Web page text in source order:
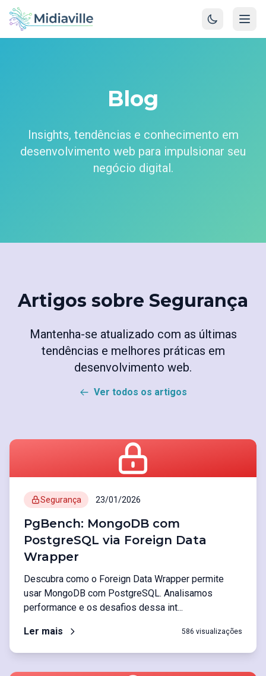
Blog
Insights, tendências e conhecimento em
desenvolvimento web para impulsionar seu
negócio digital.
Artigos sobre Segurança
Mantenha-se atualizado com as últimas
tendências e melhores práticas em
desenvolvimento web.
Ver todos os artigos
Segurança 23/01/2026
PgBench: MongoDB com
PostgreSQL via Foreign Data
Wrapper
Descubra como o Foreign Data Wrapper permite
usar MongoDB com PostgreSQL. Analisamos
performance e os desafios dessa int...
Ler mais 586 visualizações